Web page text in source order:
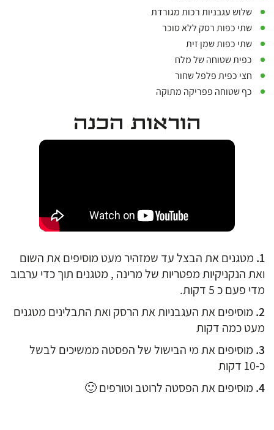
‏שלוש עגבניות רכות מגורדת
‏שתי כפות רסק ללא סוכר
‏שתי כפות שמן זית
‏כפית שטוחה של מלח
‏חצי כפית פלפל שחור
‏כף שטוחה פפריקה מתוקה
הוראות הכנה
מטגנים את הבצל עד שמזהיר מעט מוסיפים את השום
ואת הנקניקיות מפטריות של מרינה , מטגנים תוך כדי ערבוב
מדי פעם כ 5 דקות.
מוסיפים את העגבניות את הרסק ואת התבלינים מטגנים
מעט כמה דקות
מוסיפים את מי הבישול של הפסטה ממשיכים לבשל
כ-10 דקות
מוסיפים את הפסטה לרוטב וטורפים 🙂